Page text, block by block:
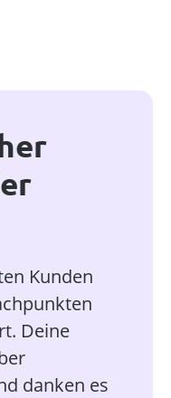
Kunden
Deine
danken es